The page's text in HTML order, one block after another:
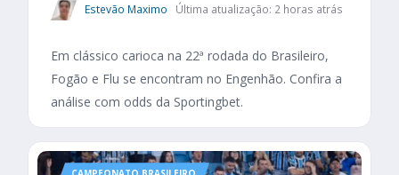
Estevão Maximo Última atualização: 2 horas atrás
Em clássico carioca na 22ª rodada do Brasileiro,
Fogão e Flu se encontram no Engenhão. Confira a
análise com odds da Sportingbet.